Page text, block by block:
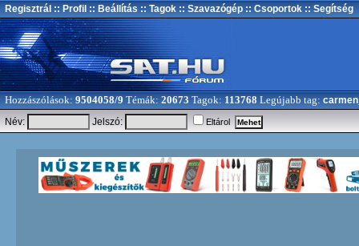
Regisztrál :: Profil :: Beállítás :: Tagok :: Szavazógép :: Csoportok :: Segítség
Hozzászólások: 9504058/9 Témák: 20673 Tagok: 113768 Legújabb tag:
Név:
Jelszó: Eltárol